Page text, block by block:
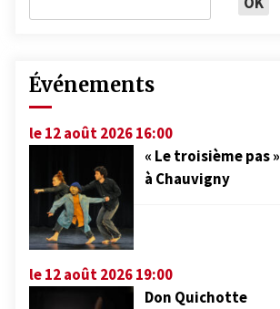
Événements
le 12 août 2026 16:00
« Le troisième pas »
à Chauvigny
le 12 août 2026 19:00
Don Quichotte